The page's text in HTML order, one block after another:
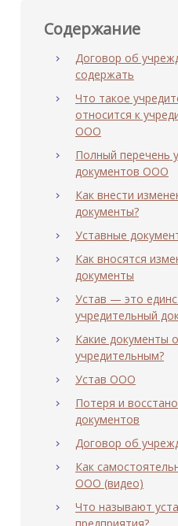
Содержание
Договор об
содержать
Что такое
относится к
ООО
Полный перечень
документов ООО
Как внести
документы?
Уставные
Как вносятся
документы
Устав — это
учредительный
Какие документы
учредительным?
Устав ООО
Потеря и
документов
Договор об
Как
ООО (видео)
Что называют